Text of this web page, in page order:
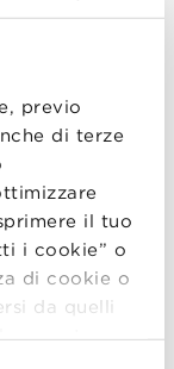
previo
di terze
il tuo
i cookie” o
di cookie o
da quelli
presente
ci guiderà
e lasciati
da chi